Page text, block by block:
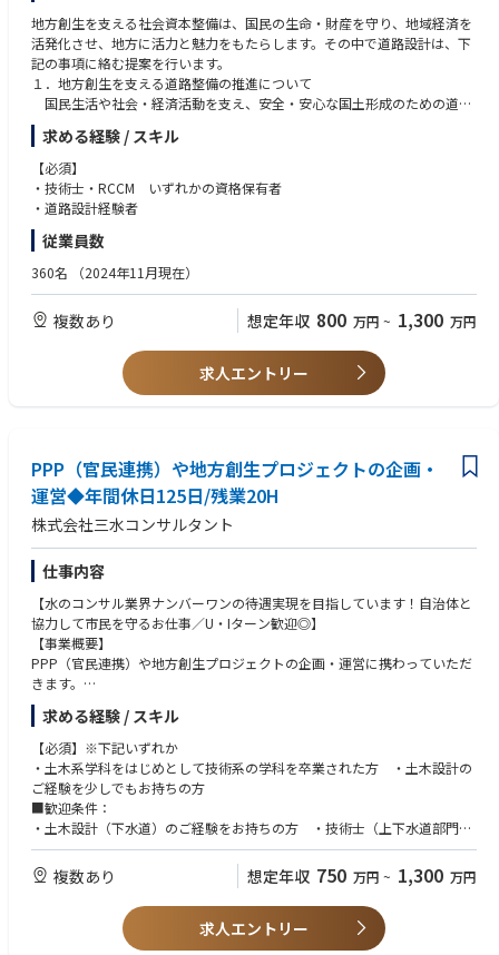
地方創生を支える社会資本整備は、国民の生命・財産を守り、地域経済を
活発化させ、地方に活力と魅力をもたらします。その中で道路設計は、下
記の事項に絡む提案を行います。
１．地方創生を支える道路整備の推進について
国民生活や社会・経済活動を支え、安全・安心な国土形成のための道路
ネットワークの整備。ミッシングリンクの解消、代替機能を発揮する道路
整備の提案。通学路の安全を確保する対策や自転車通行帯の整備など交通
事故対策の提案。
２．防災・減災、国土強靭化の強力かつ継続的・安定的推進について
（１）災害に強い道路ネットワーク構築の加速化・深化を図るため、円
策、発災後の迅速な復旧振興を支援する道の駅や公園等防災拠点の整備対
策をハード・ソフト両面からの提案。
（２）安全・安心な道路空間整備、円滑な物流環境の整備、BIM/CIMに
３．社会インフラの老朽化対策の推進について
４．道路整備の推進について
（２）通学路の安全確保の観点から交通安全対策を充実させた道路整備
の提案、安全で快適な自転車利用環境を創出した道路空間整備の提案。
※中途採用募集要項という冊子を準備しておりますので、選考時にお渡し
させて頂きます。
求める経験 / スキル
【必須】
・技術士・RCCM いずれかの資格保有者
・道路設計経験者
従業員数
360名 （2024年11月現在）
複数あり 想定年収 800 万円 ~ 1,300 万円
求人エントリー
PPP（官民連携）や地方創生プロジェクトの企画・
運営◆年間休日125日/残業20H
株式会社三水コンサルタント
仕事内容
【水のコンサル業界ナンバーワンの待遇実現を目指しています！自治体と
協力して市民を守るお仕事／U・Iターン歓迎◎】
【事業概要】
PPP（官民連携）や地方創生プロジェクトの企画・運営に携わっていただ
きます。
【業務内容】
■上下水道事業などのプロジェクト管理・施工管理（プロジェクトマネジ
ャー）
■上下水道事業などの公共工事に関する技術提案、工事計画、受注案件等
■官公庁（主に地方自治体）、民間企業等ステークホルダーとの折衝
●官側のアドバイザー
・導入可能性調査、事業者選定支援等
モニタリング・経営判断・事業マネジメントの支援
●民間事業者として参画
・更新計画、詳細設計、工事監理
＋
維持管理と更新を起点とした事業マネジメントを主導
求める経験 / スキル
【必須】※下記いずれか
・土木系学科をはじめとして技術系の学科を卒業された方 ・土木設計の
ご経験を少しでもお持ちの方
■歓迎条件：
・土木設計（下水道）のご経験をお持ちの方 ・技術士（上下水道部門）
またはRCCM等の資格者
・監理技術者資格(土木、建築、機械器具設置、電気、水道施設、管工事な
ど)
・電気主任技術者
・水道技術管理者、水道（浄水、管路）施設管理技士、給水装置工事主任
複数あり 想定年収 750 万円 ~ 1,300 万円
求人エントリー